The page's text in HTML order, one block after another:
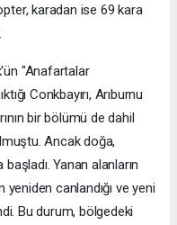
karadan ise 69 kara
"Anafartalar
Conkbayırı, Arıburnu
bir bölümü de dahil
Ancak doğa,
Yanan alanların
canlandığı ve yeni
Bu durum, bölgedeki